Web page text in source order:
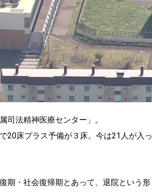
司法精神医療センター」。
20床プラス予備が３床。今は21人が入っ
期・社会復帰期とあって、退院という形